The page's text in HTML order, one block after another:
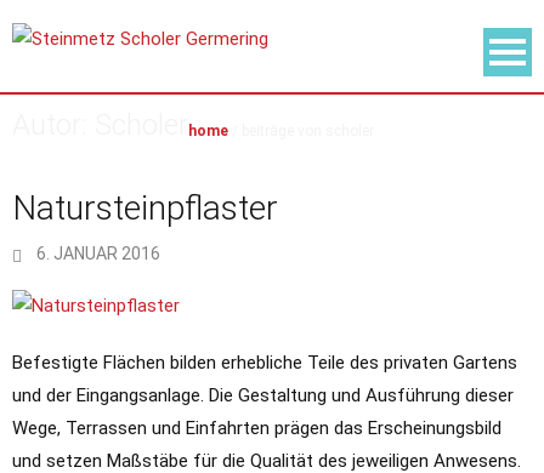
home
Natursteinpflaster
6. JANUAR 2016
Befestigte Flächen bilden erhebliche Teile des privaten Gartens
und der Eingangsanlage. Die Gestaltung und Ausführung dieser
Wege, Terrassen und Einfahrten prägen das Erscheinungsbild
und setzen Maßstäbe für die Qualität des jeweiligen Anwesens.